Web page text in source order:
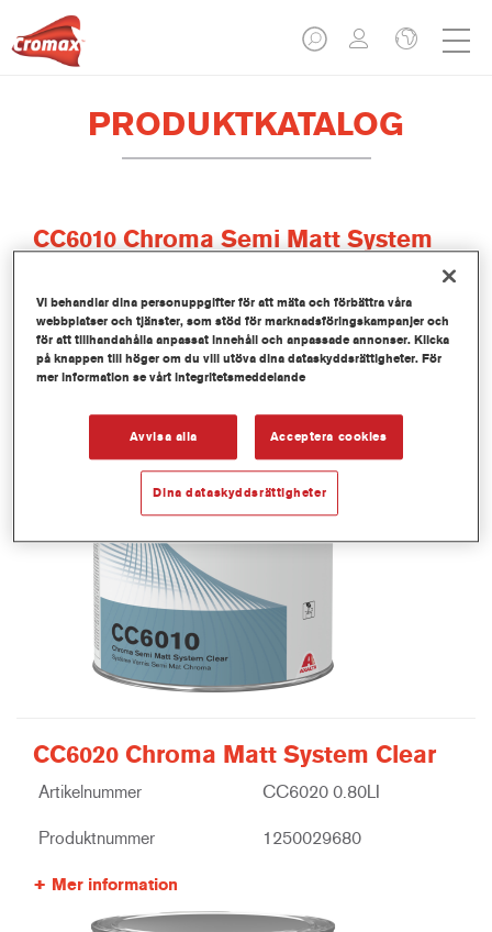
PRODUKTKATALOG
CC6010 Chroma Semi Matt System
Artikelnummer CC6010 0.80LI
Produktnummer 1250029679
CC6020 Chroma Matt System Clear
Artikelnummer CC6020 0.80LI
Produktnummer 1250029680
Mer information
Vi behandlar dina personuppgifter för att mäta och förbättra våra
webbplatser och tjänster, som stöd för marknadsföringskampanjer och
för att tillhandahålla anpassat innehåll och anpassade annonser. Klicka
på knappen till höger om du vill utöva dina dataskyddsrättigheter. För
mer information se vårt integritetsmeddelande
Avvisa alla Acceptera cookies
Dina dataskyddsrättigheter